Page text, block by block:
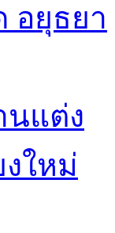
อยุธยา
นแต่ง
ใหม่